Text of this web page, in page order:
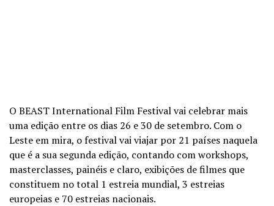
O BEAST International Film Festival vai celebrar mais
uma edição entre os dias 26 e 30 de setembro. Com o
Leste em mira, o festival vai viajar por 21 países naquela
que é a sua segunda edição, contando com workshops,
masterclasses, painéis e claro, exibições de filmes que
constituem no total 1 estreia mundial, 3 estreias
europeias e 70 estreias nacionais.